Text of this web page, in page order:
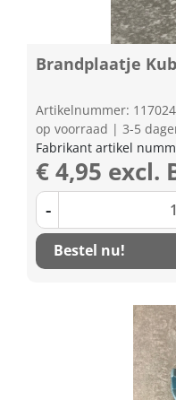
Brandplaatje
Artikelnummer:
op voorraad | 3-5
Fabrikant artikel
€ 4,95 excl.
-
Bestel nu!